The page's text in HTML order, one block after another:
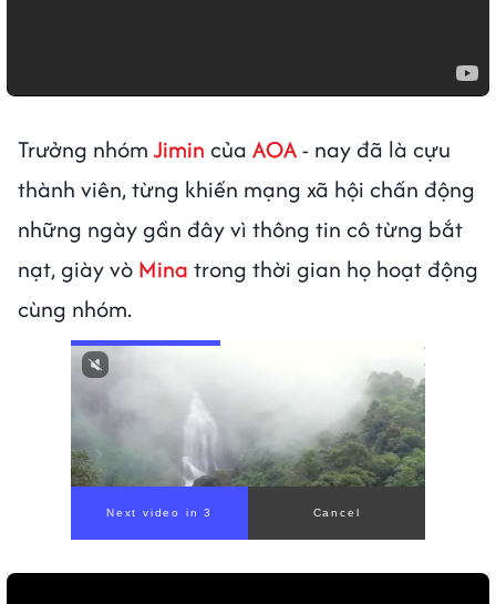
Trưởng nhóm Jimin của AOA- nay đã là cựu
thành viên, từng khiến mạng xã hội chấn động
những ngày gần đây vì thông tin cô từng bắt
nạt, giày vò Mina trong thời gian họ hoạt động
cùng nhóm.
Next video in 1 Cancel